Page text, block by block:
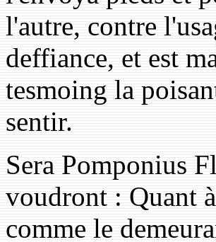
l'autre, contre
deffiance, et est
tesmoing la
sentir.
Sera Pomponius
voudront : Quant
comme le